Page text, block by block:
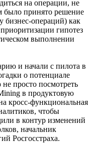
на операции, не
было принято решение
бизнес-операций) как
гипотез
выполнении
и начали с пилота в
о потенциале
просто посмотреть
в продуктовую
кросс-функциональная
чтобы
в контур изменений
начальник
Росгосстраха.